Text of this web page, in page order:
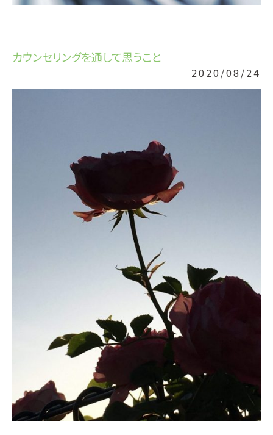
カウンセリングを通して思うこと
2020/08/24